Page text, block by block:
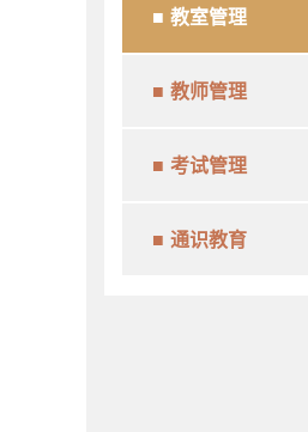
教室管理
教师管理
考试管理
通识教育